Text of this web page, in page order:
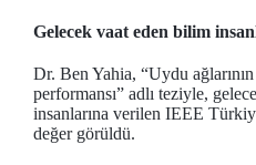
Gelecek vaat eden bilim
Dr. Ben Yahia, “Uydu
performansı” adlı teziyle,
insanlarına verilen IEEE
değer görüldü.